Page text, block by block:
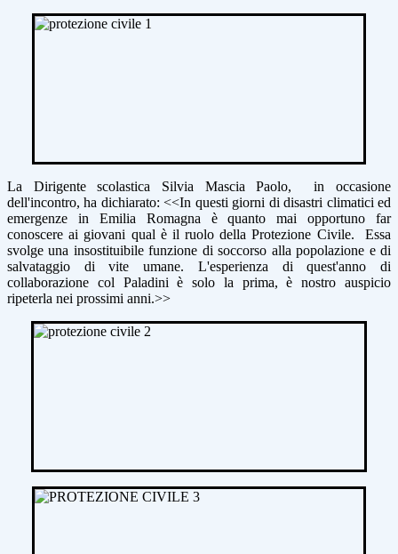
La Dirigente scolastica Silvia Mascia Paolo, in occasione
dell'incontro, ha dichiarato: <<In questi giorni di disastri climatici ed
emergenze in Emilia Romagna è quanto mai opportuno far
conoscere ai giovani qual è il ruolo della Protezione Civile. Essa
svolge una insostituibile funzione di soccorso alla popolazione e di
salvataggio di vite umane. L'esperienza di quest'anno di
collaborazione col Paladini è solo la prima, è nostro auspicio
ripeterla nei prossimi anni.>>